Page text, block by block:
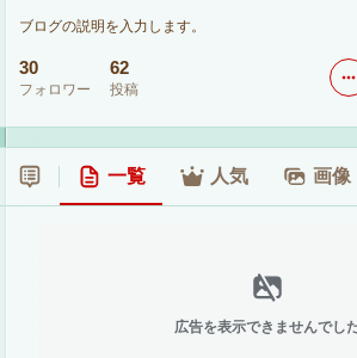
ブログの説明を入力します。
30
フォロワー
62
投稿
一覧 人気 画像
広告を表示できませんでし